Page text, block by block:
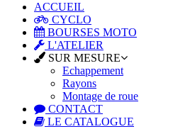
ACCUEIL
CYCLO
BOURSES MOTO
L'ATELIER
SUR MESURE
Echappement
Rayons
Montage de roue
CONTACT
LE CATALOGUE